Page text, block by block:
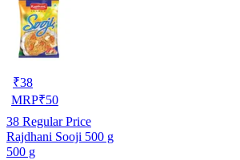
₹38
MRP₹50
38 Regular Price
Rajdhani Sooji 500 g
500 g